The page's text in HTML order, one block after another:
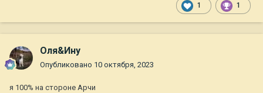
1 1
Оля&Ину
Опубликовано 10 октября, 2023
я 100% на стороне Арчи